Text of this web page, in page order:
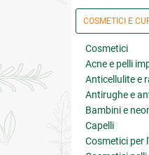
COSMETICI E
Cosmetici
Acne e pelli
Anticellulite e
Antirughe e
Bambini e
Capelli
Cosmetici per
(-10%) €